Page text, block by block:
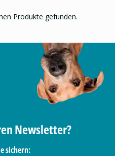
Produkte gefunden.
Newsletter?
sichern: